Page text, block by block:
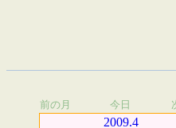
前の月 今日
2009.4